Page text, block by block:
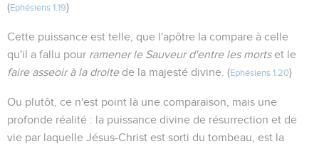
(Ephésiens 1.19)
Cette puissance est telle, que l'apôtre la compare à celle
qu'il a fallu pour ramener le Sauveur d'entre les mortset le
faire asseoir à la droitede la majesté divine. (Ephésiens 1.20)
Ou plutôt, ce n'est point là une comparaison, mais une
profonde réalité : la puissance divine de résurrection et de
vie par laquelle Jésus-Christ est sorti du tombeau, est la